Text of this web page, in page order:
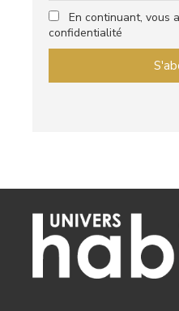
En continuant, vous
confidentialité